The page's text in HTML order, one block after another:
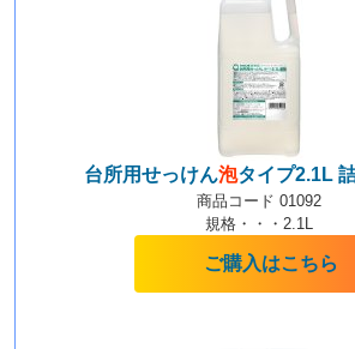
台所用せっけん泡タイプ2.1L
商品コード 01092
規格・・・2.1L
ご購入はこちら